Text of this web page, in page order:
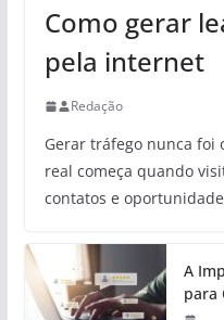
Como gerar
pela internet
Redação
Gerar tráfego nunca foi
real começa quando
contatos e
A
para